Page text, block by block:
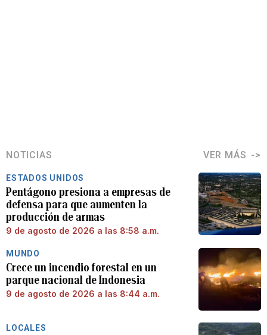
NOTICIAS VER MÁS
ESTADOS UNIDOS
Pentágono presiona a empresas de
defensa para que aumenten la
producción de armas
9 de agosto de 2026 a las 8:58 a.m.
MUNDO
Crece un incendio forestal en un
parque nacional de Indonesia
9 de agosto de 2026 a las 8:44 a.m.
LOCALES